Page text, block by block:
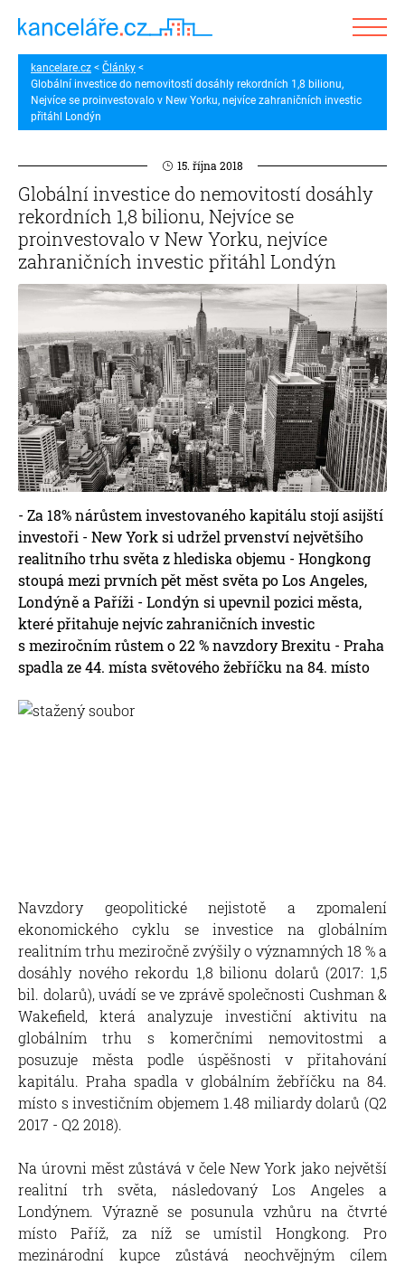
kancelare.cz
Články
Globální investice do nemovitostí dosáhly rekordních 1,8 bilionu,
Nejvíce se proinvestovalo v New Yorku, nejvíce zahraničních investic
přitáhl Londýn
15. října 2018
Globální investice do nemovitostí dosáhly
rekordních 1,8 bilionu, Nejvíce se
proinvestovalo v New Yorku, nejvíce
zahraničních investic přitáhl Londýn
- Za 18% nárůstem investovaného kapitálu stojí asijští
investoři - New York si udržel prvenství největšího
realitního trhu světa z hlediska objemu - Hongkong
stoupá mezi prvních pět měst světa po Los Angeles,
Londýně a Paříži - Londýn si upevnil pozici města,
které přitahuje nejvíc zahraničních investic
s meziročním růstem o 22 % navzdory Brexitu - Praha
spadla ze 44. místa světového žebříčku na 84. místo
Navzdory geopolitické nejistotě a zpomalení
ekonomického cyklu se investice na globálním
realitním trhu meziročně zvýšily o významných 18 % a
dosáhly nového rekordu 1,8 bilionu dolarů (2017: 1,5
bil. dolarů), uvádí se ve zprávě společnosti Cushman &
Wakefield, která analyzuje investiční aktivitu na
globálním trhu s komerčními nemovitostmi a
posuzuje města podle úspěšnosti v přitahování
kapitálu. Praha spadla v globálním žebříčku na 84.
místo s investičním objemem 1.48 miliardy dolarů (Q2
2017 - Q2 2018).
Na úrovni měst zůstává v čele New York jako největší
realitní trh světa, následovaný Los Angeles a
Londýnem. Výrazně se posunula vzhůru na čtvrté
místo Paříž, za níž se umístil Hongkong. Pro
mezinárodní kupce zůstává neochvějným cílem